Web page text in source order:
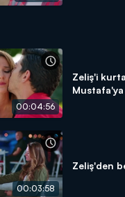
00:04:56
Zeliş'i
00:03:58
Zeliş'den